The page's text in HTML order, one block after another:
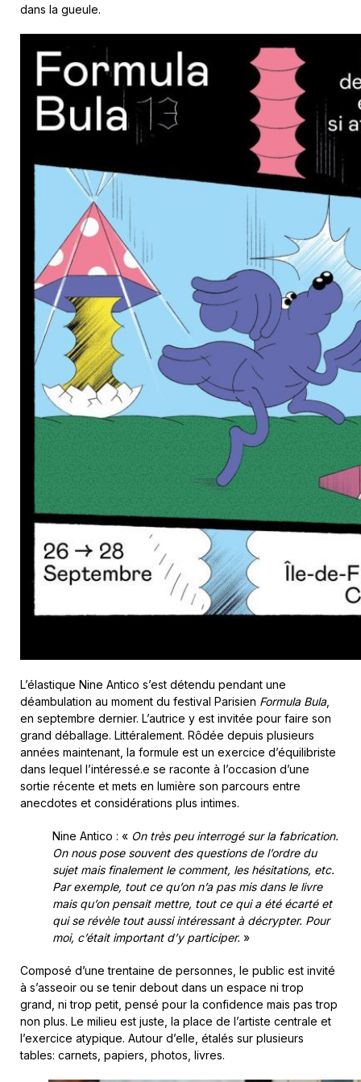
dans la gueule.
L’élastique Nine Antico s’est détendu pendant une
déambulation au moment du festival Parisien Formula Bula,
en septembre dernier. L’autrice y est invitée pour faire son
grand déballage. Littéralement. Rôdée depuis plusieurs
années maintenant, la formule est un exercice d’équilibriste
dans lequel l’intéressé.e se raconte à l’occasion d’une
sortie récente et mets en lumière son parcours entre
anecdotes et considérations plus intimes.
Nine Antico : « On très peu interrogé sur la fabrication.
On nous pose souvent des questions de l’ordre du
sujet mais finalement le comment, les hésitations, etc.
Par exemple, tout ce qu’on n’a pas mis dans le livre
mais qu’on pensait mettre, tout ce qui a été écarté et
qui se révèle tout aussi intéressant à décrypter. Pour
moi, c’était important d’y participer. »
Composé d’une trentaine de personnes, le public est invité
à s’asseoir ou se tenir debout dans un espace ni trop
grand, ni trop petit, pensé pour la confidence mais pas trop
non plus. Le milieu est juste, la place de l’artiste centrale et
l’exercice atypique. Autour d’elle, étalés sur plusieurs
tables: carnets, papiers, photos, livres.